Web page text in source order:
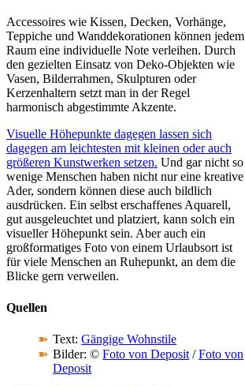
Accessoires wie Kissen, Decken, Vorhänge,
Teppiche und Wanddekorationen können jedem
Raum eine individuelle Note verleihen. Durch
den gezielten Einsatz von Deko-Objekten wie
Vasen, Bilderrahmen, Skulpturen oder
Kerzenhaltern setzt man in der Regel
harmonisch abgestimmte Akzente.
Visuelle Höhepunkte dagegen lassen sich
dagegen am leichtesten mit kleinen oder auch
größeren Kunstwerken setzen. Und gar nicht so
wenige Menschen haben nicht nur eine kreative
Ader, sondern können diese auch bildlich
ausdrücken. Ein selbst erschaffenes Aquarell,
gut ausgeleuchtet und platziert, kann solch ein
visueller Höhepunkt sein. Aber auch ein
großformatiges Foto von einem Urlaubsort ist
für viele Menschen an Ruhepunkt, an dem die
Blicke gern verweilen.
Quellen
Text:Gängige Wohnstile
Bilder: ©Foto von Deposit /Foto von
Deposit